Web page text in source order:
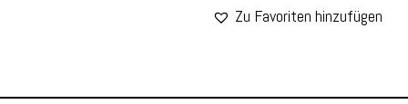
Zu Favoriten hinzufügen